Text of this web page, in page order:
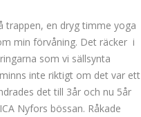
trappen, en dryg timme yoga
min förvåning. Det räcker i
som vi sällsynta
inte riktigt om det var ett
det till 3år och nu 5år
Nyfors bössan. Råkade